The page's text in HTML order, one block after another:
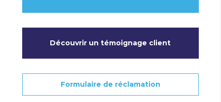
Découvrir un témoignage client
Formulaire de réclamation